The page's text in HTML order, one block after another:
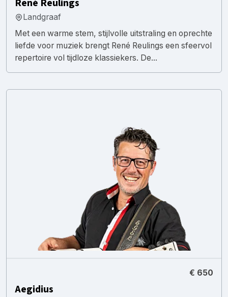
René Reulings
Landgraaf
Met een warme stem, stijlvolle uitstraling en oprechte
liefde voor muziek brengt René Reulings een sfeervol
repertoire vol tijdloze klassiekers. De...
€ 650
Aegidius